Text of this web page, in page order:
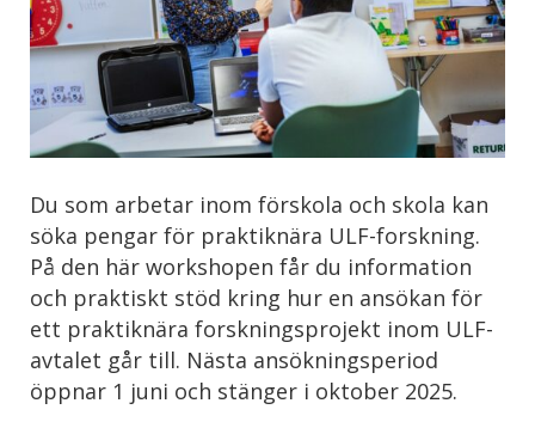
Du som arbetar inom förskola och skola kan
söka pengar för praktiknära ULF-forskning.
På den här workshopen får du information
och praktiskt stöd kring hur en ansökan för
ett praktiknära forskningsprojekt inom ULF-
avtalet går till. Nästa ansökningsperiod
öppnar 1 juni och stänger i oktober 2025.